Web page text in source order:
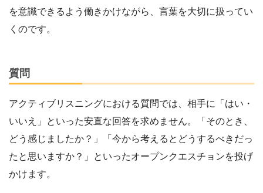
を意識できるよう働きかけながら、言葉を大切に扱ってい
くのです。
質問
アクティブリスニングにおける質問では、相手に「はい・
いいえ」といった安直な回答を求めません。「そのとき、
どう感じましたか？」「今から考えるとどうするべきだっ
たと思いますか？」といったオープンクエスチョンを投げ
かけます。